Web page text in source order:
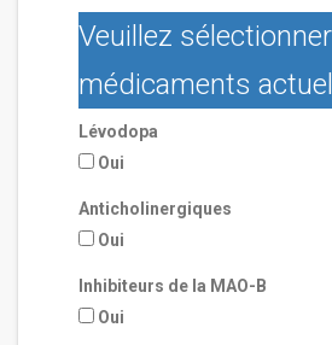
Veuillez
médicaments
Lévodopa
Oui
Anticholinergiques
Oui
Inhibiteurs de la MAO-B
Oui